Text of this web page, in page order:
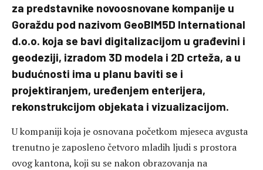
za predstavnike novoosnovane kompanije u
Goraždu pod nazivom GeoBIM5D International
d.o.o. koja se bavi digitalizacijom u građevini i
geodeziji, izradom 3D modela i 2D crteža, a u
budućnosti ima u planu baviti se i
projektiranjem, uređenjem enterijera,
rekonstrukcijom objekata i vizualizacijom.
U kompaniji koja je osnovana početkom mjeseca avgusta
trenutno je zaposleno četvoro mladih ljudi s prostora
ovog kantona, koji su se nakon obrazovanja na